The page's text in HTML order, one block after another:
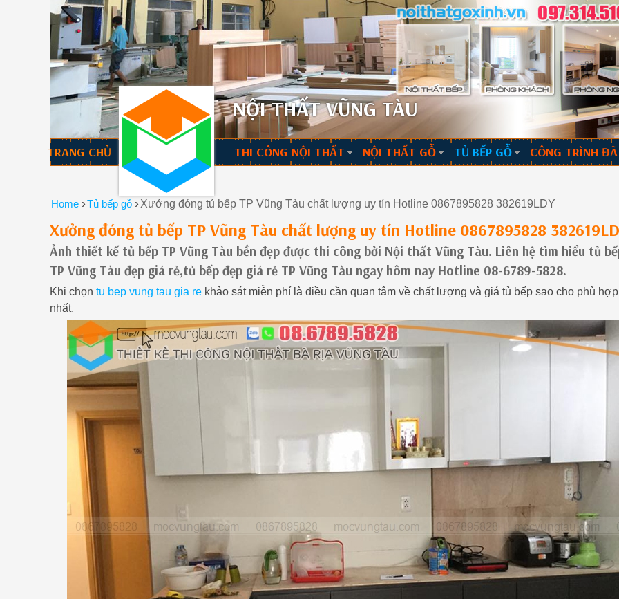
NỘI THẤT VŨNG TÀU
TRANG CHỦ THI CÔNG NỘI THẤT NỘI THẤT GỖ TỦ BẾP GỖ CÔNG TRÌNH
Home ›Tủ bếp gỗ ›Xưởng đóng tủ bếp TP Vũng Tàu chất lượng uy tín Hotline 0867895828 382619LDY
Xưởng đóng tủ bếp TP Vũng Tàu chất lượng uy tín Hotline 0867895828
Ảnh thiết kế tủ bếp TP Vũng Tàu bền đẹp được thi công bởi Nội thất Vũng Tàu. Liên hệ tìm hiểu tủ
TP Vũng Tàu đẹp giá rẻ,tủ bếp đẹp giá rẻ TP Vũng Tàu ngay hôm nay Hotline 08-6789-5828.
Khi chọn tu bep vung tau gia re khảo sát miễn phí là điều cần quan tâm về chất lượng và giá tủ bếp sao cho phù hợp
nhất.